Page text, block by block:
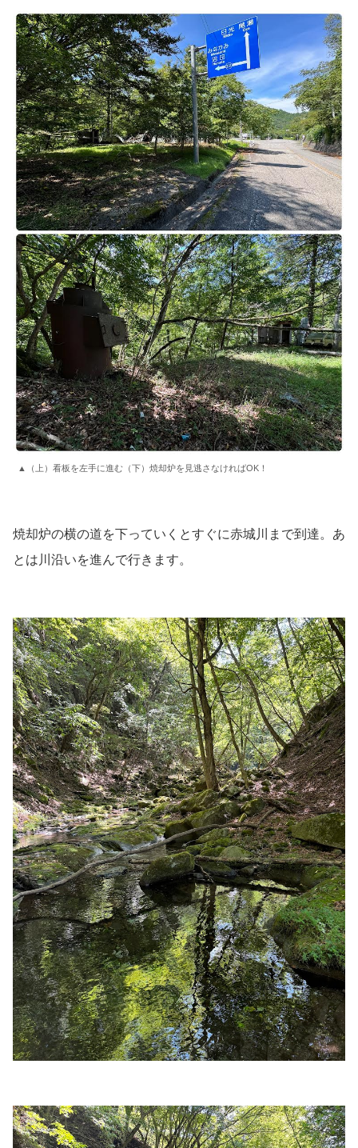
▲（上）看板を左手に進む（下）焼却炉を見逃さなければOK！
焼却炉の横の道を下っていくとすぐに赤城川まで到達。あ
とは川沿いを進んで行きます。